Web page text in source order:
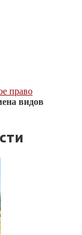
право
видов